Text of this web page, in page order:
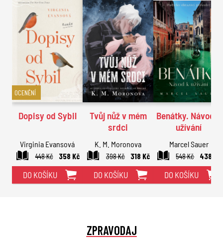
OCENĚNÍ
Dopisy od Sybil
Virginia Evansová
448 Kč
358 Kč
DO KOŠÍKU
Tvůj nůž v mém
srdci
K. M. Moronova
398 Kč
318 Kč
DO KOŠÍKU
Benátky. Návod k
užívání
Marcel Sauer
548 Kč
438 Kč
DO KOŠÍKU
ZPRAVODAJ